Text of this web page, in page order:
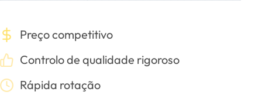
Preço competitivo
Controlo de qualidade rigoroso
Rápida rotação